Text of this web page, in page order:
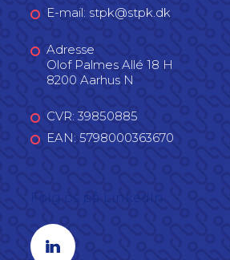
E-mail: stpk@stpk.dk
Adresse
Olof Palmes Allé 18 H
8200 Aarhus N
CVR: 39850885
EAN: 5798000363670
Linkedin profil